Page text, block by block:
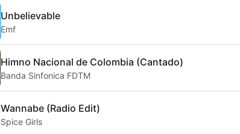
Unbelievable
Emf
Himno Nacional de Colombia (Cantado)
Banda Sinfonica FDTM
Wannabe (Radio Edit)
Spice Girls